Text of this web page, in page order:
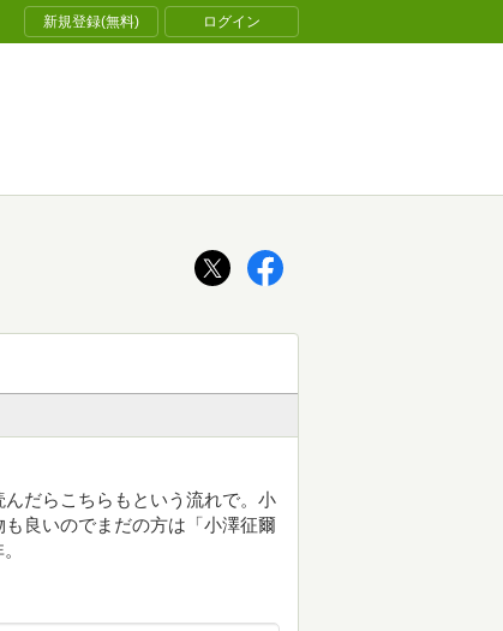
新規登録(無料) ログイン
んだらこちらもという流れで。小
良いのでまだの方は「小澤征爾